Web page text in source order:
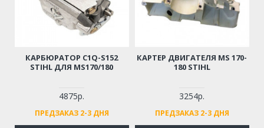
КАРБЮРАТОР C1Q-S152
STIHL ДЛЯ MS170/180
4875р.
ПРЕДЗАКАЗ 2-3 ДНЯ
КАРТЕР ДВИГАТЕЛЯ MS 170-
180 STIHL
3254р.
ПРЕДЗАКАЗ 2-3 ДНЯ